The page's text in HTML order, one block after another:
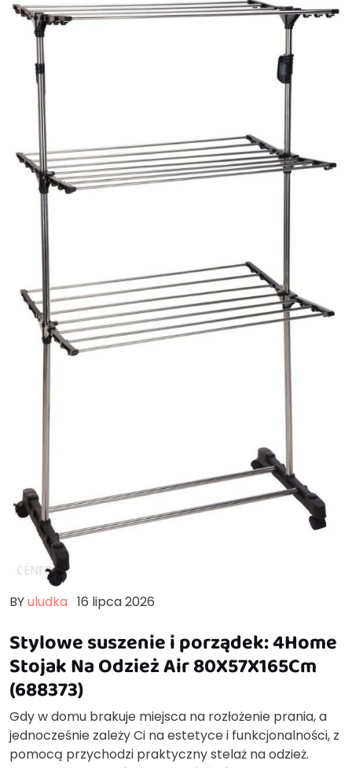
BYuludka 16 lipca 2026
Stylowe suszenie i porządek: 4Home
Stojak Na Odzież Air 80X57X165Cm
(688373)
Gdy w domu brakuje miejsca na rozłożenie prania, a
jednocześnie zależy Ci na estetyce i funkcjonalności, z
pomocą przychodzi praktyczny stelaż na odzież.